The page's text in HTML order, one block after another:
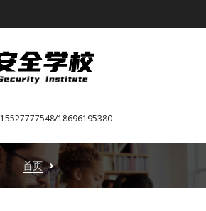
15527777548/18696195380
首页